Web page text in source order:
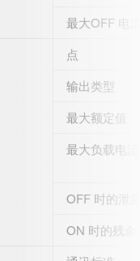
最大OFF 电
点
输出类型
最大额定值
最大负载电流
OFF 时的泄
ON 时的残余